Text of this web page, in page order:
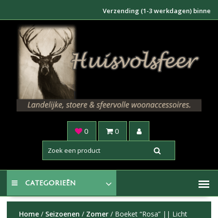
inhoud
Verzending (1-3 werkdagen) binnen NL
0 0
CATEGORIEËN
Home/ Seizoenen / Zomer/ Boeket “Rosa” || Licht